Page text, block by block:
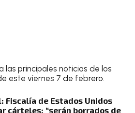
las principales noticias de los
este viernes 7 de febrero.
Fiscalía de Estados Unidos
cárteles; “serán borrados de